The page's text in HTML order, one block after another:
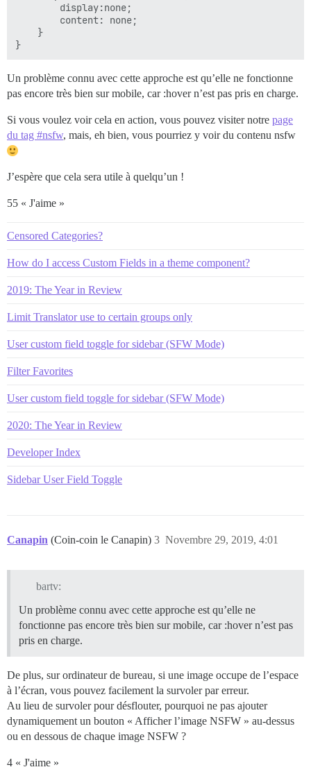
Un problème connu avec cette approche est qu’elle ne fonctionne
pas encore très bien sur mobile, car :hover n’est pas pris en charge.
Si vous voulez voir cela en action, vous pouvez visiter notre page
du tag #nsfw, mais, eh bien, vous pourriez y voir du contenu nsfw
J’espère que cela sera utile à quelqu’un !
55 « J'aime »
Censored Categories?
How do I access Custom Fields in a theme component?
2019: The Year in Review
Limit Translator use to certain groups only
User custom field toggle for sidebar (SFW Mode)
Filter Favorites
User custom field toggle for sidebar (SFW Mode)
2020: The Year in Review
Developer Index
Sidebar User Field Toggle
Canapin (Coin-coin le Canapin) Novembre 29, 2019, 4:01
3
bartv:
Un problème connu avec cette approche est qu’elle ne
fonctionne pas encore très bien sur mobile, car :hover n’est pas
pris en charge.
De plus, sur ordinateur de bureau, si une image occupe de l’espace
à l’écran, vous pouvez facilement la survoler par erreur.
Au lieu de survoler pour désflouter, pourquoi ne pas ajouter
dynamiquement un bouton « Afficher l’image NSFW » au-dessus
ou en dessous de chaque image NSFW ?
4 « J'aime »